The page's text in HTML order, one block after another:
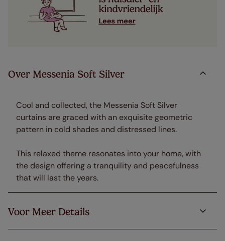
Over Messenia Soft Silver
Cool and collected, the Messenia Soft Silver
curtains are graced with an exquisite geometric
pattern in cold shades and distressed lines.
This relaxed theme resonates into your home, with
the design offering a tranquility and peacefulness
that will last the years.
Voor Meer Details